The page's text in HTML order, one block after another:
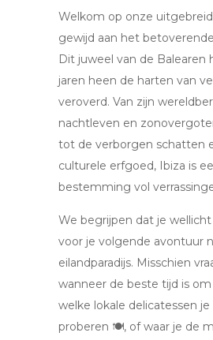
Welkom op onze
gewijd aan het
Dit juweel van de Balearen
jaren heen de harten van
veroverd. Van zijn
nachtleven en
tot de verborgen schatten
culturele erfgoed, Ibiza is
bestemming vol
We begrijpen dat je
voor je volgende avontuur
eilandparadijs. Misschien
wanneer de beste tijd is
welke lokale delicatessen
proberen 🍽️, of waar je de